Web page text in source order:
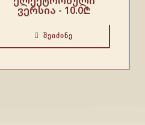
ვერსია - 10.0₾
ᲨᲔᲘᲫᲘᲜᲔ